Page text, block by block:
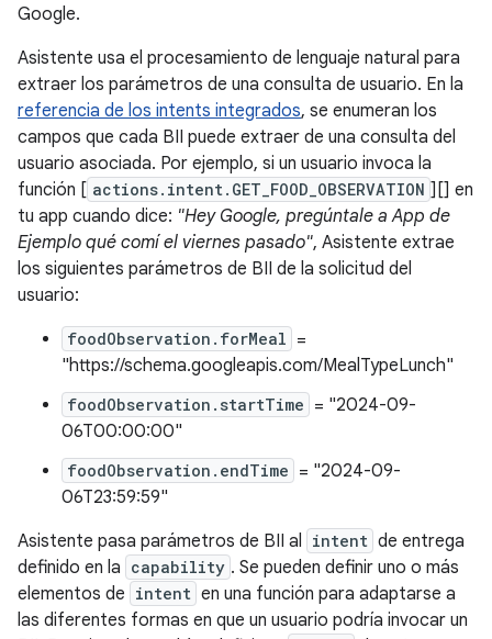
Google.
Asistente usa el procesamiento de lenguaje natural para
extraer los parámetros de una consulta de usuario. En la
referencia de los intents integrados, se enumeran los
campos que cada BII puede extraer de una consulta del
usuario asociada. Por ejemplo, si un usuario invoca la
función [ actions.intent.GET_FOOD_OBSERVATION ][] en
tu app cuando dice: "Hey Google, pregúntale a App de
Ejemplo qué comí el viernes pasado", Asistente extrae
los siguientes parámetros de BII de la solicitud del
usuario:
foodObservation.forMeal =
"https://schema.googleapis.com/MealTypeLunch"
foodObservation.startTime = "2024-09-
06T00:00:00"
foodObservation.endTime = "2024-09-
06T23:59:59"
Asistente pasa parámetros de BII al intent de entrega
definido en la capability . Se pueden definir uno o más
elementos de intent en una función para adaptarse a
las diferentes formas en que un usuario podría invocar un